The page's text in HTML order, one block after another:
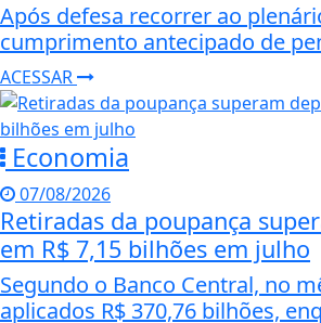
Após defesa recorrer ao
cumprimento antecipado de
ACESSAR
Economia
07/08/2026
Retiradas da poupança
em R$ 7,15 bilhões em julho
Segundo o Banco Central, no
aplicados R$ 370,76 bilhões,